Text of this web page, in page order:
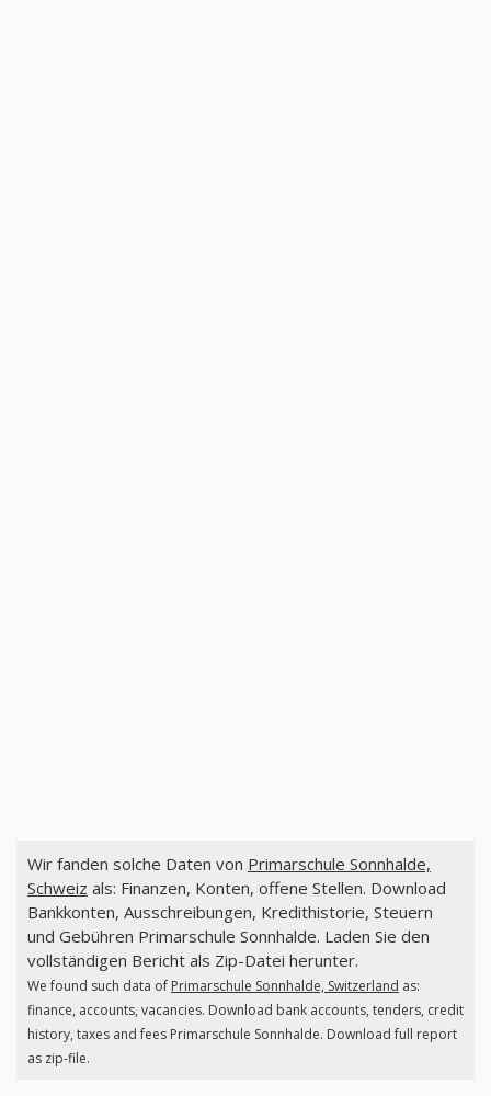
Wir fanden solche Daten von Primarschule Sonnhalde,
Schweiz als: Finanzen, Konten, offene Stellen. Download
Bankkonten, Ausschreibungen, Kredithistorie, Steuern
und Gebühren Primarschule Sonnhalde. Laden Sie den
vollständigen Bericht als Zip-Datei herunter.
We found such data of Primarschule Sonnhalde, Switzerland as:
finance, accounts, vacancies. Download bank accounts, tenders, credit
history, taxes and fees Primarschule Sonnhalde. Download full report
as zip-file.